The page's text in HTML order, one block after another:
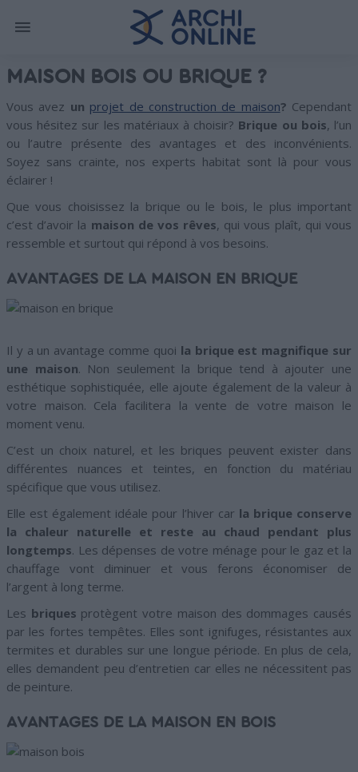
MAISON BOIS OU BRIQUE ?
Vous avez un projet de construction de maison? Cependant
vous hésitez sur les matériaux à choisir? Brique ou bois, l’un
ou l’autre présente des avantages et des inconvénients.
Soyez sans crainte, nos experts habitat sont là pour vous
éclairer !
Que vous choisissez la brique ou le bois, le plus important
c’est d’avoir la maison de vos rêves, qui vous plaît, qui vous
ressemble et surtout qui répond à vos besoins.
AVANTAGES DE LA MAISON EN BRIQUE
Il y a un avantage comme quoi la brique est magnifique sur
une maison. Non seulement la brique tend à ajouter une
esthétique sophistiquée, elle ajoute également de la valeur à
votre maison. Cela facilitera la vente de votre maison le
moment venu.
C’est un choix naturel, et les briques peuvent exister dans
différentes nuances et teintes, en fonction du matériau
spécifique que vous utilisez.
Elle est également idéale pour l’hiver car la brique conserve
la chaleur naturelle et reste au chaud pendant plus
longtemps. Les dépenses de votre ménage pour le gaz et la
chauffage vont diminuer et vous ferons économiser de
l’argent à long terme.
Les briques protègent votre maison des dommages causés
par les fortes tempêtes. Elles sont ignifuges, résistantes aux
termites et durables sur une longue période. En plus de cela,
elles demandent peu d’entretien car elles ne nécessitent pas
de peinture.
AVANTAGES DE LA MAISON EN BOIS